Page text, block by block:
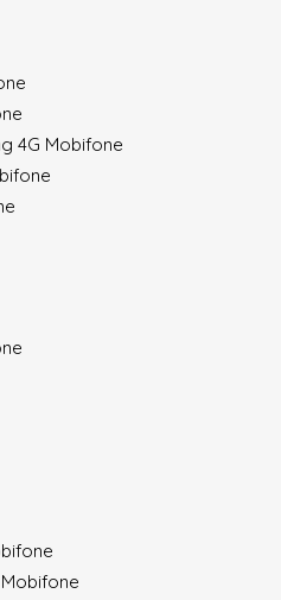
4G Mobifone